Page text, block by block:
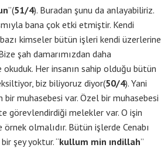
”(51/4). Buradan şunu da anlayabiliriz.
bana çok etki etmiştir. Kendi
kimseler bütün işleri kendi üzerlerine
şah damarımızdan daha
okuduk. Her insanın sahip olduğu bütün
biz biliyoruz diyor(50/4). Yani
muhasebesi var. Özel bir muhasebesi
görevlendirdiği melekler var. O işin
olmalıdır. Bütün işlerde Cenabı
şey yoktur. “kullum min ındillah”